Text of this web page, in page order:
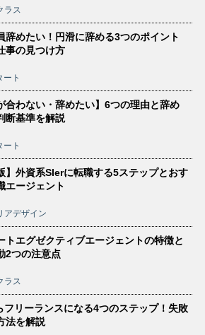
ラス
辞めたい！円滑に辞める3つのポイント
事の見つけ方
ート
合わない・辞めたい】6つの理由と辞め
断基準を解説
ート
】外資系SIerに転職する5ステップとおす
エージェント
アデザイン
トエグゼクティブエージェントの特徴と
2つの注意点
ラス
フリーランスになる4つのステップ！失敗
法を解説